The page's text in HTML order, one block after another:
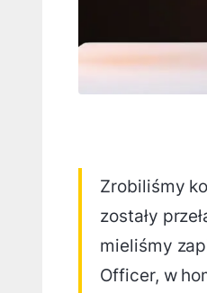
Zrobiliśmy
zostały
mieliśmy
Officer, w